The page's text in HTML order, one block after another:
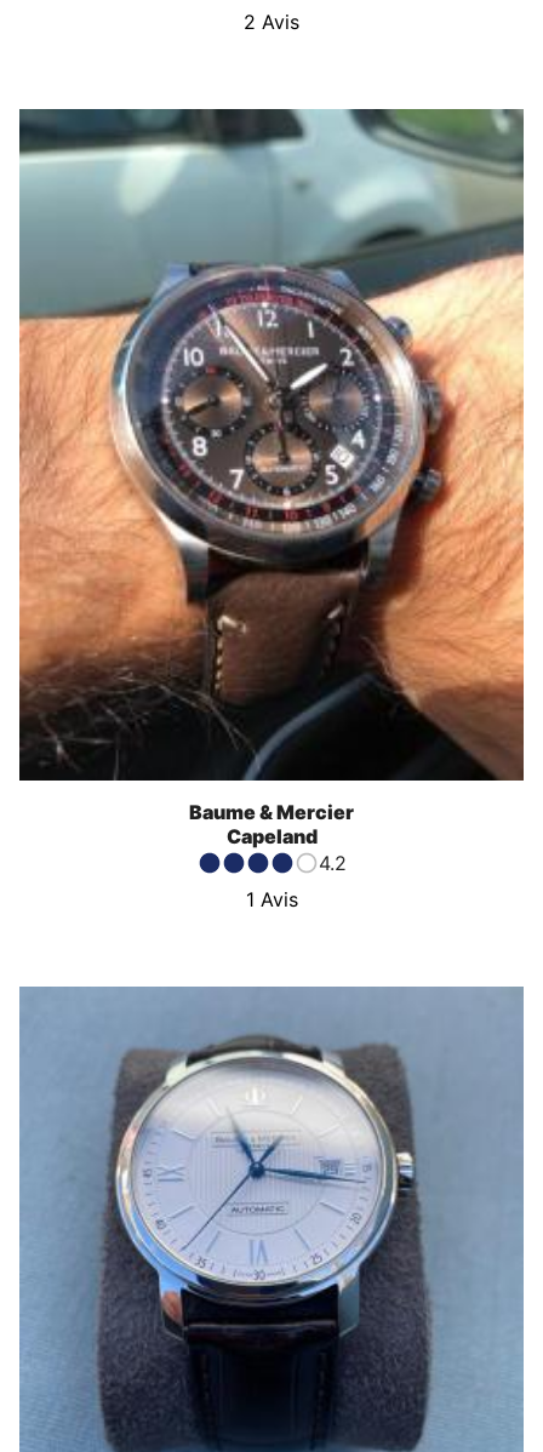
2 Avis
Baume & Mercier
Capeland
4.2
1 Avis